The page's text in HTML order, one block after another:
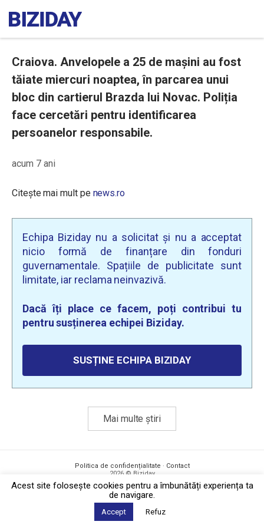
Craiova. Anvelopele a 25 de mașini au fost
tăiate miercuri noaptea, în parcarea unui
bloc din cartierul Brazda lui Novac. Poliția
face cercetări pentru identificarea
persoanelor responsabile.
acum 7 ani
Citește mai mult pe news.ro
Echipa Biziday nu a solicitat și nu a acceptat
nicio formă de finanțare din fonduri
guvernamentale. Spațiile de publicitate sunt
limitate, iar reclama neinvazivă.
Dacă îți place ce facem, poți contribui tu
pentru susținerea echipei Biziday.
SUSȚINE ECHIPA BIZIDAY
Mai multe știri
Politica de confidențialitate · Contact
2026 © Biziday
Acest site foloseşte cookies pentru a îmbunătăți experiența ta
de navigare.
Accept Refuz